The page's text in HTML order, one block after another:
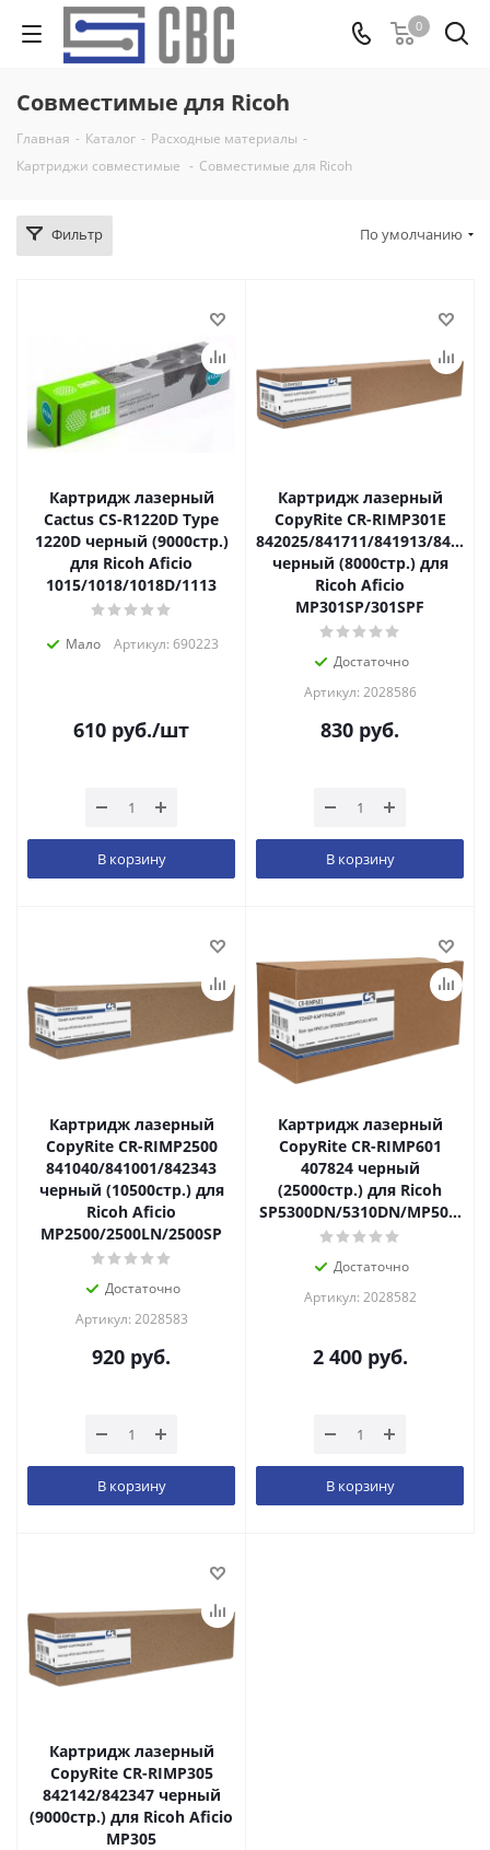
0
Совместимые для Ricoh
Главная - Каталог - Расходные материалы -
Картриджи совместимые - Совместимые для Ricoh
Фильтр По умолчанию
Картридж лазерный
Cactus CS-R1220D Type
1220D черный (9000стр.)
для Ricoh Aficio
1015/1018/1018D/1113
Мало Артикул: 690223
610 руб./шт
В корзину
Картридж лазерный
CopyRite CR-RIMP301E
842025/841711/841913/842339
черный (8000стр.) для
Ricoh Aficio
MP301SP/301SPF
Достаточно
Артикул: 2028586
830 руб.
В корзину
Картридж лазерный
CopyRite CR-RIMP2500
841040/841001/842343
черный (10500стр.) для
Ricoh Aficio
MP2500/2500LN/2500SP
Достаточно
Артикул: 2028583
920 руб.
В корзину
Картридж лазерный
CopyRite CR-RIMP601
407824 черный
(25000стр.) для Ricoh
SP5300DN/5310DN/MP501/601
Достаточно
Артикул: 2028582
2 400руб.
В корзину
Картридж лазерный
CopyRite CR-RIMP305
842142/842347 черный
(9000стр.) для Ricoh Aficio
MP305